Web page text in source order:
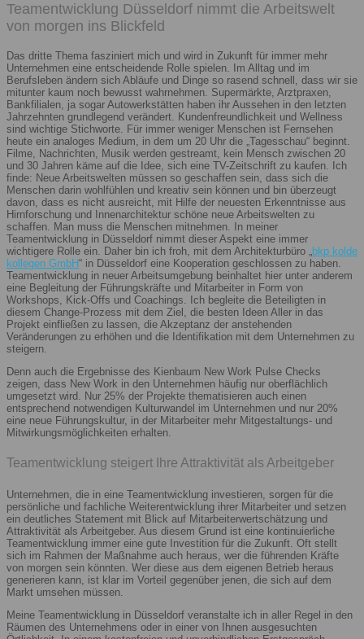
Teamentwicklung Düsseldorf nimmt die Arbeitswelt
von morgen ins Blickfeld
Das dritte Thema fasziniert mich und wird in Zukunft für immer mehr
Unternehmen eine entscheidende Rolle spielen. Im Alltag und im
Berufsleben ändern sich Abläufe und Dinge so rasend schnell, dass wir sie
mitunter kaum noch bewusst wahrnehmen. Supermärkte, Arztpraxen,
Bankfilialen, ja sogar Autowerkstätten haben ihr Aussehen in den letzten
Jahrzehnten grundlegend verändert. Kundenfreundlichkeit und Wellness
sind wichtige Stichworte. Für immer weniger Menschen ist Fernsehen
heute ein analoges Medium, in dem um 20 Uhr die „Tagesschau“ beginnt.
Filme, Nachrichten, Musik werden gestreamt, kein Mensch zwischen 20
und 30 Jahren käme auf die Idee, sich eine TV-Zeitschrift zu kaufen. Ich
finde: Neue Arbeitswelten müssen so geschaffen sein, dass sich die
Menschen darin wohlfühlen und kreativ sein können und bin überzeugt
davon, dass es nicht ausreicht, mit Hilfe der neuesten Erkenntnisse aus
Hirnforschung und Innenarchitektur schöne neue Arbeitswelten zu
schaffen. Man muss die Menschen mitnehmen. In meiner
Teamentwicklung in Düsseldorf nimmt dieser Aspekt eine immer
wichtigere Rolle ein. Daher bin ich froh, mit dem Architekturbüro „bkp kolde
kollegen GmbH“ in Düsseldorf eine Kooperation geschlossen zu haben.
Teamentwicklung in neuer Arbeitsumgebung beinhaltet hier unter anderem
eine Begleitung der Führungskräfte und Mitarbeiter in Form von
Workshops, Kick-Offs und Coachings. Ich begleite die Beteiligten in
diesem Change-Prozess mit dem Ziel, die besten Ideen Aller in das
Projekt einfließen zu lassen, die Akzeptanz der anstehenden
Veränderungen zu erhöhen und die Identifikation mit dem Unternehmen zu
steigern.
Denn auch die Ergebnisse des Kienbaum New Work Pulse Checks
zeigen, dass New Work in den Unternehmen häufig nur oberflächlich
umgesetzt wird. Nur 25% der Projekte thematisieren auch einen
entsprechend notwendigen Kulturwandel im Unternehmen und nur 20%
eine neue Führungskultur, in der Mitarbeiter mehr Mitgestaltungs- und
Mitwirkungsmöglichkeiten erhalten.
Teamentwicklung steigert Ihre Attraktivität als Arbeitgeber
Unternehmen, die in eine Teamentwicklung investieren, sorgen für die
persönliche und fachliche Weiterentwicklung ihrer Mitarbeiter und setzen
ein deutliches Statement mit Blick auf Mitarbeiterwertschätzung und
Attraktivität als Arbeitgeber. Aus diesem Grund ist eine kontinuierliche
Teamentwicklung immer eine gute Investition für die Zukunft. Oft stellt
sich im Rahmen der Maßnahme auch heraus, wer die führenden Kräfte
von morgen sein könnten. Wer diese aus dem eigenen Betrieb heraus
generieren kann, ist klar im Vorteil gegenüber jenen, die sich auf dem
Markt umsehen müssen.
Meine Teamentwicklung in Düsseldorf veranstalte ich in aller Regel in den
Räumen des Unternehmens oder in einer von Ihnen ausgesuchten